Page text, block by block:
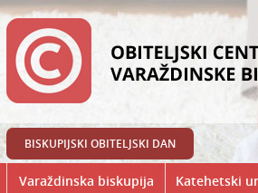
BISKUPIJSKI OBITELJSKI DAN
Varaždinska biskupija Katehetski